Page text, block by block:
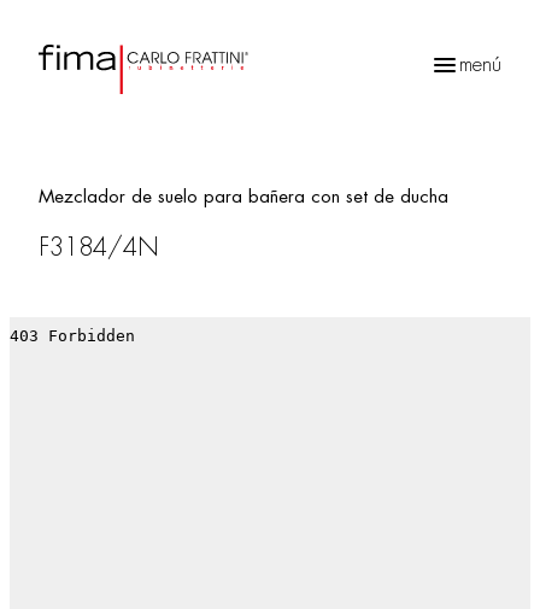
menú
Mezclador de suelo para bañera con set de ducha
F3184/4N